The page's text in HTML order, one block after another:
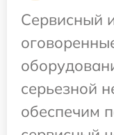
Сервисный
серьезной
обеспечим